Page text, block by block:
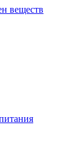
веществ